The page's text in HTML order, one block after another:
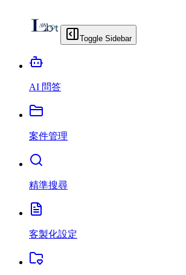
Toggle Sidebar
AI 問答
案件管理
精準搜尋
客製化設定